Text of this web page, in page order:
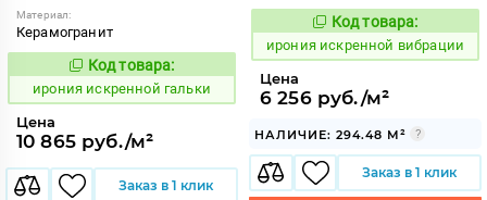
Материал:
Керамогранит
1098265
Код товара:
ирония искренной гальки
Цена
10 865 руб./м²
Заказ в 1 клик
1098260
Код товара:
ирония искренной вибрации
Цена
6 256 руб./м²
НАЛИЧИЕ: 294.48 М²
Заказ в 1 клик